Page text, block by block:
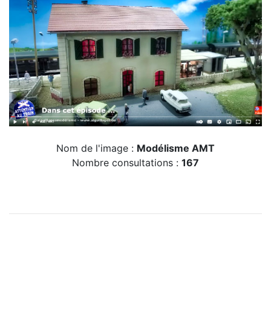
Nom de l'image : Modélisme AMT
Nombre consultations : 167